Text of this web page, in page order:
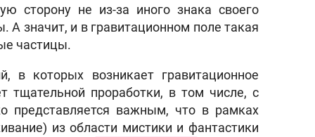
сторону не из-за иного знака своего
А значит, и в гравитационном поле такая
частицы.
в которых возникает гравитационное
тщательной проработки, в том числе, с
представляется важным, что в рамках
из области мистики и фантастики